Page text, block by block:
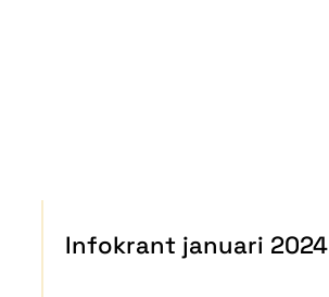
Infokrant januari 2024